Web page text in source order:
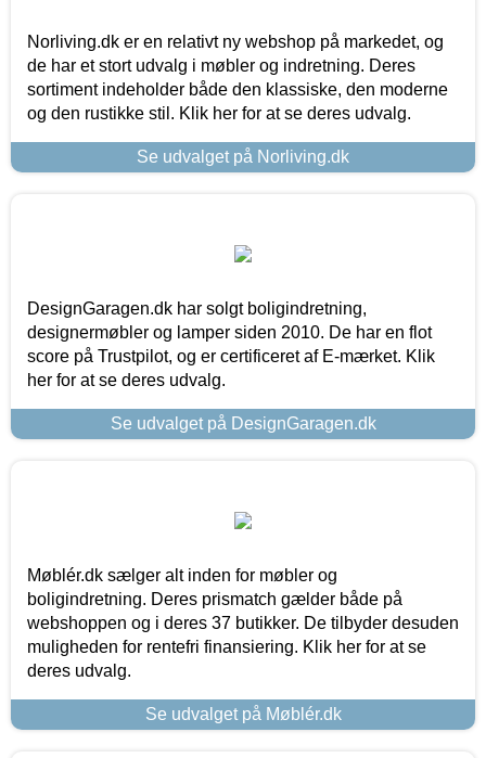
Norliving.dk er en relativt ny webshop på markedet, og
de har et stort udvalg i møbler og indretning. Deres
sortiment indeholder både den klassiske, den moderne
og den rustikke stil. Klik her for at se deres udvalg.
Se udvalget på Norliving.dk
DesignGaragen.dk har solgt boligindretning,
designermøbler og lamper siden 2010. De har en flot
score på Trustpilot, og er certificeret af E-mærket. Klik
her for at se deres udvalg.
Se udvalget på DesignGaragen.dk
Møblér.dk sælger alt inden for møbler og
boligindretning. Deres prismatch gælder både på
webshoppen og i deres 37 butikker. De tilbyder desuden
muligheden for rentefri finansiering. Klik her for at se
deres udvalg.
Se udvalget på Møblér.dk